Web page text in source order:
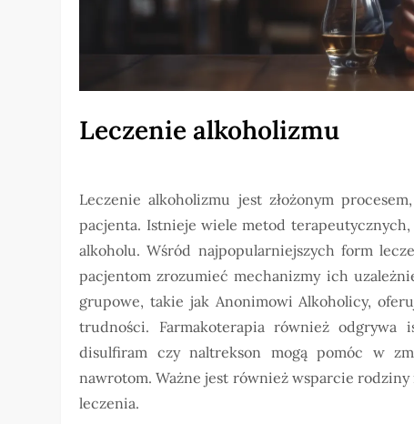
Leczenie alkoholizmu
Leczenie alkoholizmu jest złożonym
pacjenta. Istnieje wiele metod
alkoholu. Wśród najpopularniejszych form
pacjentom zrozumieć mechanizmy ich
grupowe, takie jak Anonimowi Alkoholicy,
trudności. Farmakoterapia również
disulfiram czy naltrekson mogą pomóc w
nawrotom. Ważne jest również wsparcie
leczenia.